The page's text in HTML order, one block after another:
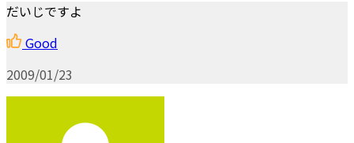
だいじですよ
Good
2009/01/23